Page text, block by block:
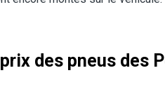
des pneus des